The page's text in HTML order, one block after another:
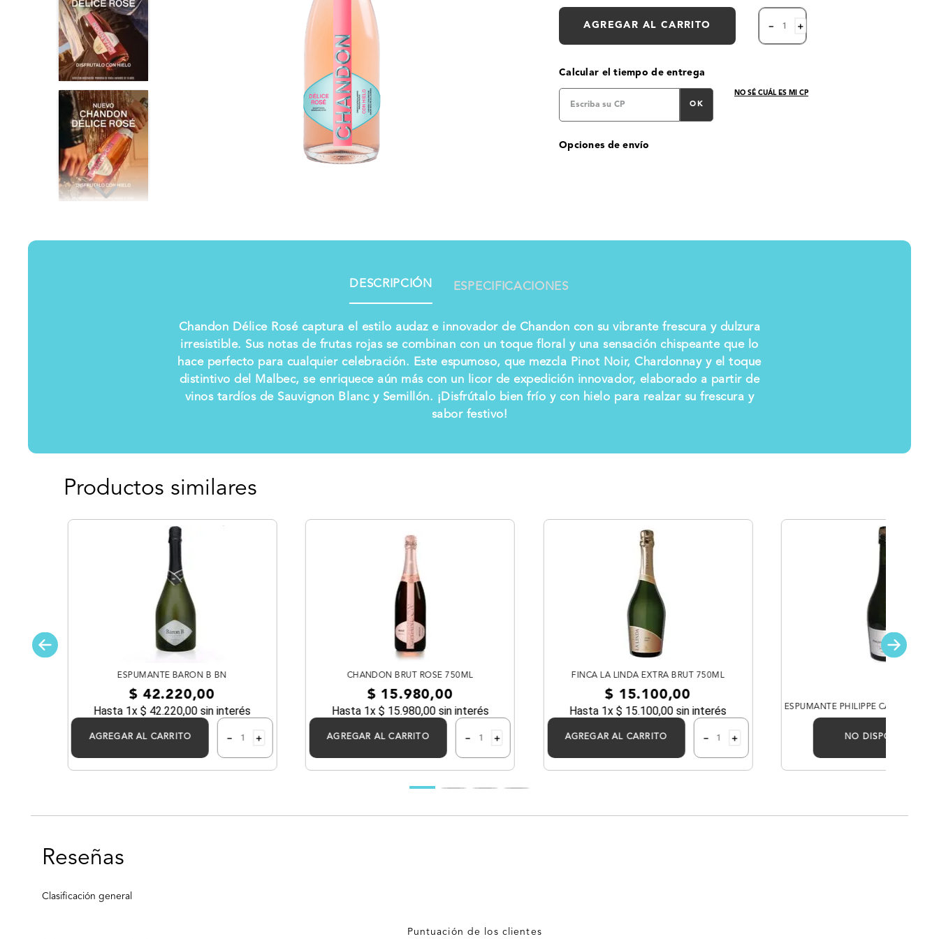
AGREGAR AL CARRITO ＋
－
Calcular el tiempo de entrega
OK
NO SÉ CUÁL ES MI CP
Opciones de envío
DESCRIPCIÓN ESPECIFICACIONES
Chandon Délice Rosé captura el estilo audaz e innovador de Chandon con su vibrante frescura y dulzura
irresistible. Sus notas de frutas rojas se combinan con un toque floral y una sensación chispeante que lo
hace perfecto para cualquier celebración. Este espumoso, que mezcla Pinot Noir, Chardonnay y el toque
distintivo del Malbec, se enriquece aún más con un licor de expedición innovador, elaborado a partir de
vinos tardíos de Sauvignon Blanc y Semillón. ¡Disfrútalo bien frío y con hielo para realzar su frescura y
sabor festivo!
Productos similares
ESPUMANTE BARON B BN
$ 42.220,00
Hasta 1x $ 42.220,00sin interés
AGREGAR AL CARRITO ＋
－
CHANDON BRUT ROSE 750ML
$ 15.980,00
Hasta 1x $ 15.980,00sin interés
AGREGAR AL CARRITO ＋
－
FINCA LA LINDA EXTRA BRUT 750ML
$ 15.100,00
Hasta 1x $ 15.100,00sin interés
AGREGAR AL CARRITO ＋
－
ESPUMANTE PHILIPPE CARAGUEL
NO DISPONIBLE